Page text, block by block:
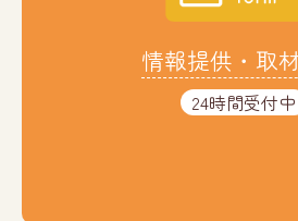
情報提供・取
24時間受付中